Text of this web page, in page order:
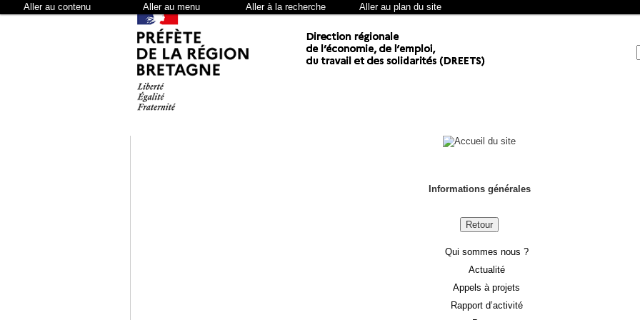
Aller au contenu Aller au menu Aller à la recherche Aller au plan du site
Informations générales
Retour
Qui sommes nous ?
Actualité
Appels à projets
Rapport d’activité